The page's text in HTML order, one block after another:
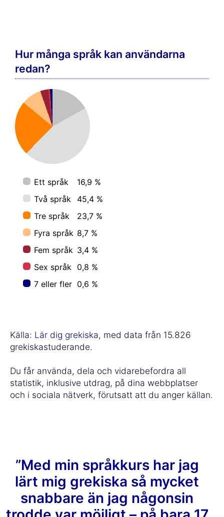
Hur många språk kan användarna
redan?
Ett språk
16,9 %
Två språk
45,4 %
Tre språk
23,7 %
Fyra språk 8,7 %
Fem språk 3,4 %
Sex språk 0,8 %
7 eller fler 0,6 %
Källa: Lär dig grekiska, med data från 15.826
grekiskastuderande.
Du får använda, dela och vidarebefordra all
statistik, inklusive utdrag, på dina webbplatser
och i sociala nätverk, förutsatt att du anger källan.
”Med min språkkurs har jag
lärt mig grekiska så mycket
snabbare än jag någonsin